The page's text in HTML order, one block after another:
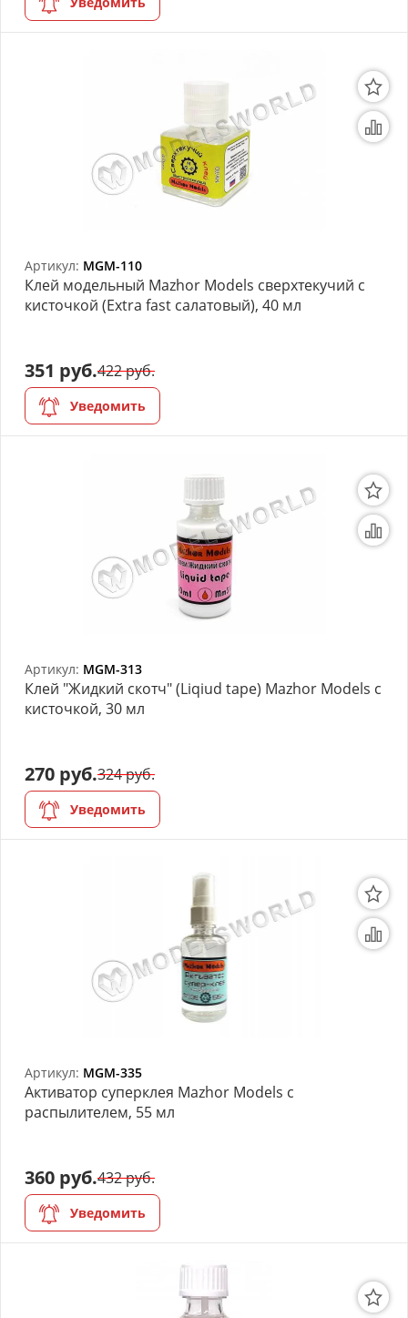
Артикул: MGM-110
Клей модельный Mazhor Models сверхтекучий с
кисточкой (Extra fast салатовый), 40 мл
351 руб.422 руб.
Уведомить
Артикул: MGM-313
Клей "Жидкий скотч" (Liqiud tape) Mazhor Models с
кисточкой, 30 мл
270 руб.324 руб.
Уведомить
Артикул: MGM-335
Активатор суперклея Mazhor Models с
распылителем, 55 мл
360 руб.432 руб.
Уведомить